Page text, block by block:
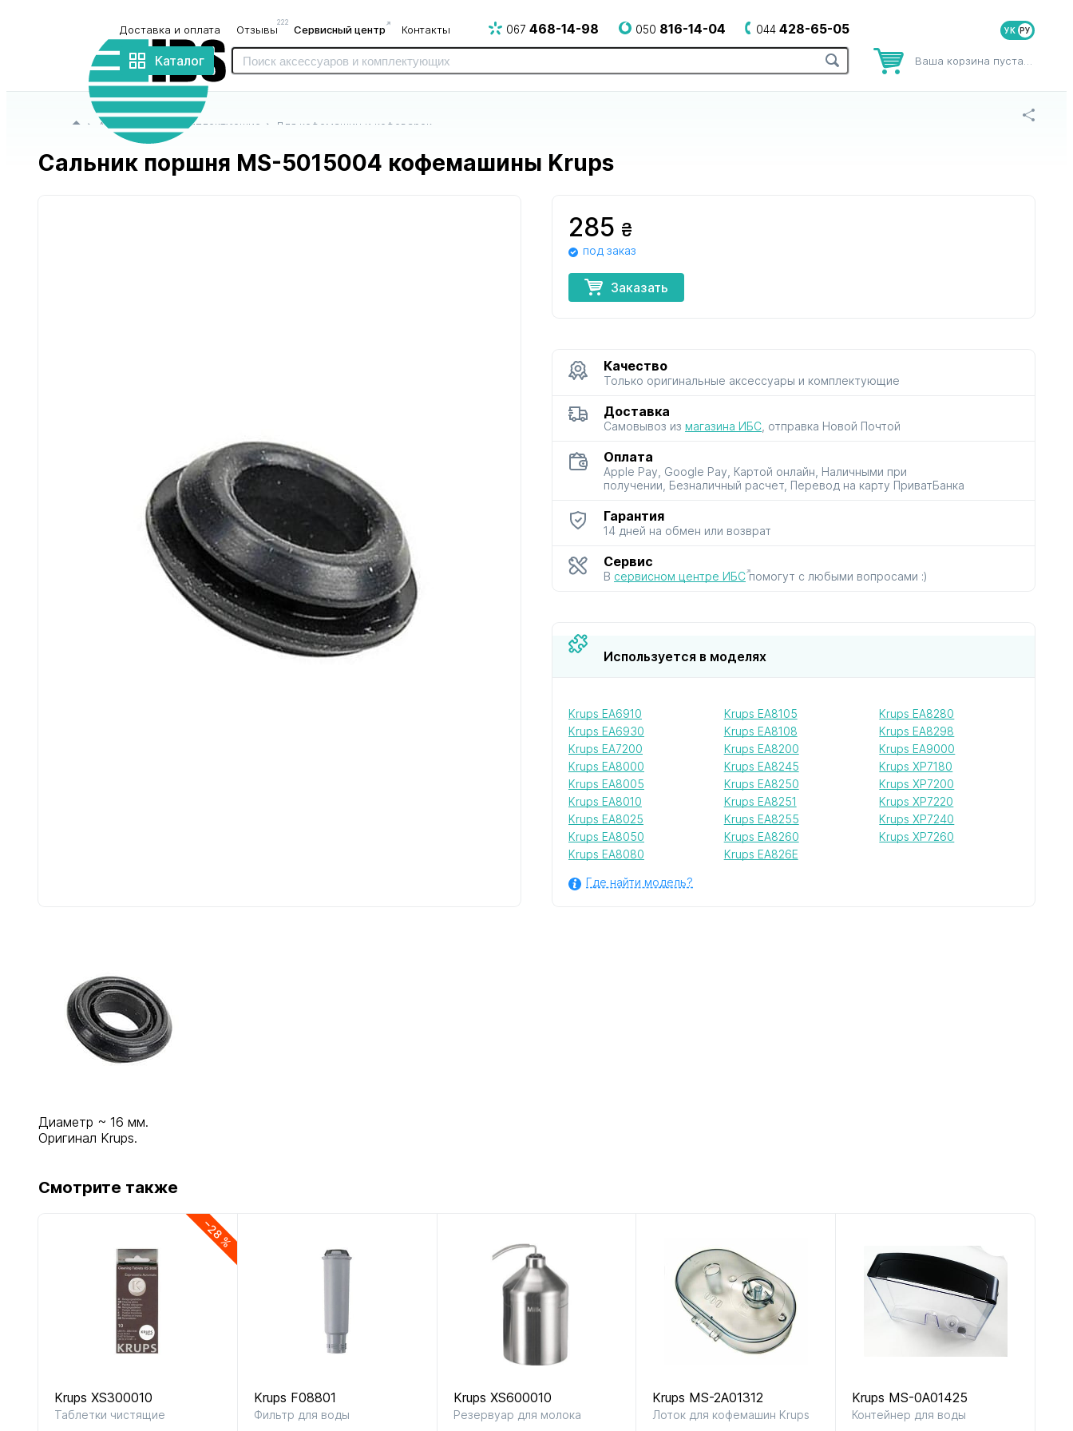
Интернет-
магазин
«IBS»
Каталог
для электрогрилей
и аэрогрилей
и сушилок
соковыжималок
для тостеров
и фритюрниц
для фенов
для чайников
Доставка и оплата Отзывы
222
Сервисный центр Контакты УК
067 468-14-98 050 816-14-04 044 428-65-05
Ваша корзина пуста…
Главная страница
Аксессуары и комплектующие Для кофемашин и кофеварок
Сальник поршня MS-5015004 кофемашины Krups
285 ₴
под заказ
Заказать
Качество
Только оригинальные аксессуары и комплектующие
Доставка
Самовывоз из магазина ИБС, отправка Новой Почтой
Оплата
Apple Pay, Google Pay, Картой онлайн, Наличными при
получении, Безналичный расчет, Перевод на карту ПриватБанка
Гарантия
14 дней на обмен или возврат
Сервис
В сервисном центре ИБСпомогут с любыми вопросами :)
Используется в моделях
Krups EA6910
Krups EA6930
Krups EA7200
Krups EA8000
Krups EA8005
Krups EA8010
Krups EA8025
Krups EA8050
Krups EA8080
Krups EA8105
Krups EA8108
Krups EA8200
Krups EA8245
Krups EA8250
Krups EA8251
Krups EA8255
Krups EA8260
Krups EA826E
Krups EA8280
Krups EA8298
Krups EA9000
Krups XP7180
Krups XP7200
Krups XP7220
Krups XP7240
Krups XP7260
Где найти модель?
Диаметр ~ 16 мм.
Оригинал Krups.
Смотрите также
Krups XS300010
Таблетки чистящие
−28 %
Krups F08801
Фильтр для воды
Krups XS600010
Резервуар для молока
Krups MS-2A01312
Лоток для кофемашин Krups
Krups MS-0A01425
Контейнер для воды